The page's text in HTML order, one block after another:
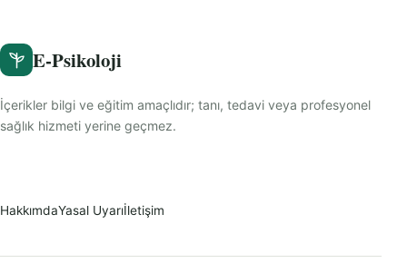
E-Psikoloji
İçerikler bilgi ve eğitim amaçlıdır; tanı, tedavi veya profesyonel
sağlık hizmeti yerine geçmez.
HakkımdaYasal Uyarıİletişim